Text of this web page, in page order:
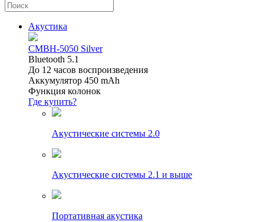
Акустика
CMBH-5050 Silver
Bluetooth 5.1
До 12 часов воспроизведения
Аккумулятор 450 mAh
Функция колонок
Где купить?
Акустические системы 2.0
Акустические системы 2.1 и выше
Портативная акустика